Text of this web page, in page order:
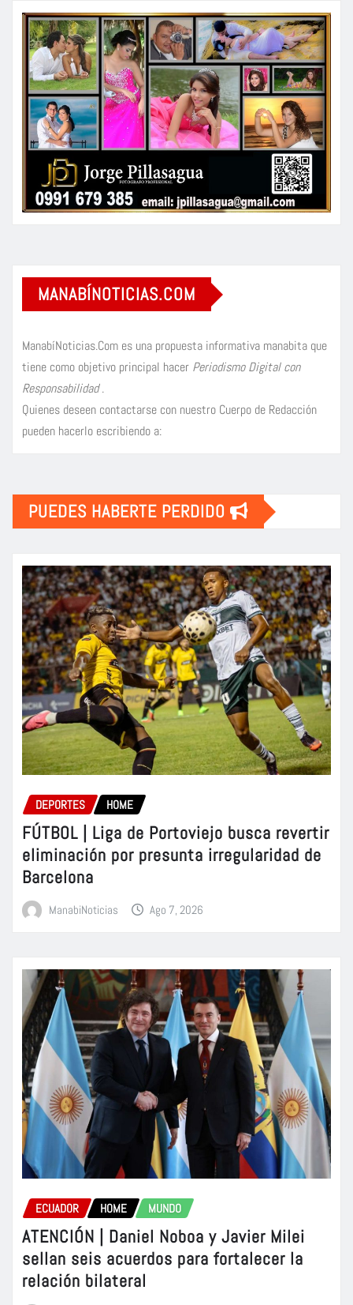
MANABÍNOTICIAS.COM
ManabíNoticias.Com es una propuesta informativa manabita que
tiene como objetivo principal hacer Periodismo Digital con
Responsabilidad.
Quienes deseen contactarse con nuestro Cuerpo de Redacción
pueden hacerlo escribiendo a:
PUEDES HABERTE PERDIDO
DEPORTES HOME
FÚTBOL | Liga de Portoviejo busca revertir
eliminación por presunta irregularidad de
Barcelona
ManabiNoticias Ago 7, 2026
ECUADOR HOME MUNDO
ATENCIÓN | Daniel Noboa y Javier Milei
sellan seis acuerdos para fortalecer la
relación bilateral